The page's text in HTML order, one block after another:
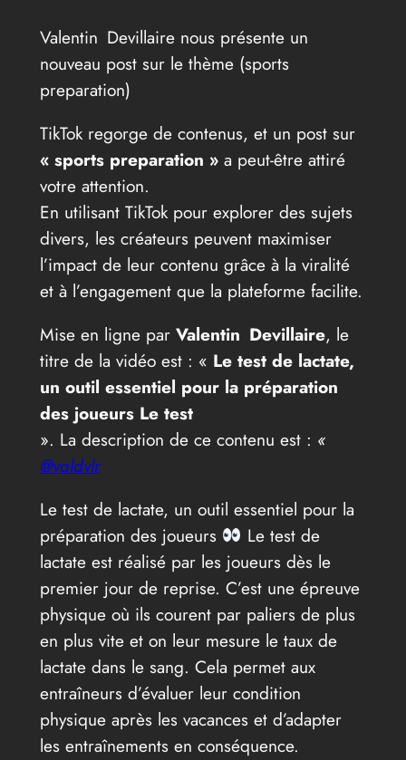
Valentin Devillaire nous présente un
nouveau post sur le thème (sports
preparation)
TikTok regorge de contenus, et un post sur
« sports preparation »a peut-être attiré
votre attention.
En utilisant TikTok pour explorer des sujets
divers, les créateurs peuvent maximiser
l’impact de leur contenu grâce à la viralité
et à l’engagement que la plateforme facilite.
Mise en ligne par Valentin Devillaire, le
titre de la vidéo est : « Le test de lactate,
un outil essentiel pour la préparation
des joueurs Le test
». La description de ce contenu est : «
@valdvlr
Le test de lactate, un outil essentiel pour la
préparation des joueurs
Le test de
lactate est réalisé par les joueurs dès le
premier jour de reprise. C’est une épreuve
physique où ils courent par paliers de plus
en plus vite et on leur mesure le taux de
lactate dans le sang. Cela permet aux
entraîneurs d’évaluer leur condition
physique après les vacances et d’adapter
les entraînements en conséquence.